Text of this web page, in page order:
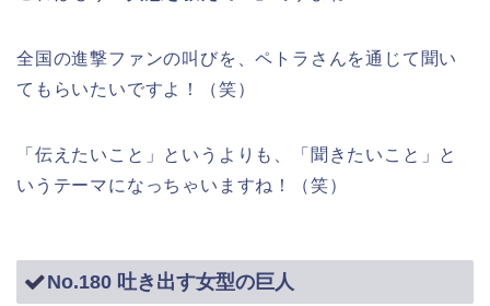
全国の進撃ファンの叫びを、ペトラさんを通じて聞い
てもらいたいですよ！（笑）
「伝えたいこと」というよりも、「聞きたいこと」と
いうテーマになっちゃいますね！（笑）
No.180 吐き出す女型の巨人